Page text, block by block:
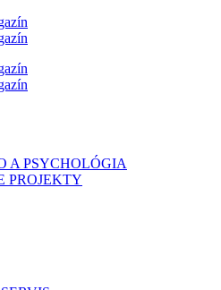
A PSYCHOLÓGIA
PROJEKTY